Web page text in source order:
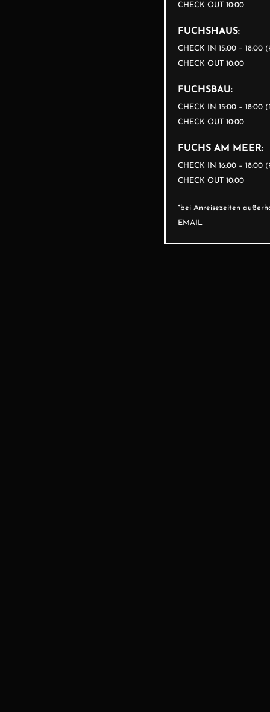
CHECK OUT 10:00
FUCHSHAUS:
CHECK IN 15:00 – 18:00
CHECK OUT 10:00
FUCHSBAU:
CHECK IN 15:00 – 18:00
CHECK OUT 10:00
FUCHS AM MEER:
CHECK IN 16:00 – 18:00
CHECK OUT 10:00
*bei Anreisezeiten
EMAIL